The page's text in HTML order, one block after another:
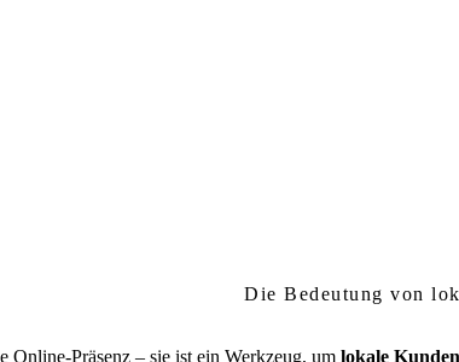
Die Bedeutung von
Online-Präsenz – sie ist ein Werkzeug, um lokale Kunden